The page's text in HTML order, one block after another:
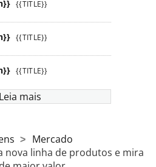
{{TITLE}}
{{TITLE}}
{{TITLE}}
Leia mais
Mercado
nova linha de produtos e mira